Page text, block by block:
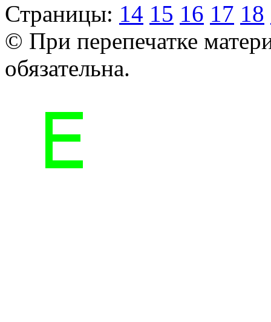
Страницы: 14 15 16 17 18
© При перепечатке
обязательна.